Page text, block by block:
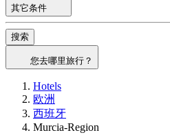
其它条件
搜索
您去哪里旅行？
Hotels
欧洲
西班牙
Murcia-Region